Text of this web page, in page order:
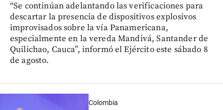
“Se continúan adelantando las verificaciones para
descartar la presencia de dispositivos explosivos
improvisados sobre la vía Panamericana,
especialmente en la vereda Mandivá, Santander de
Quilichao, Cauca”, informó el Ejército este sábado 8
de agosto.
Colombia